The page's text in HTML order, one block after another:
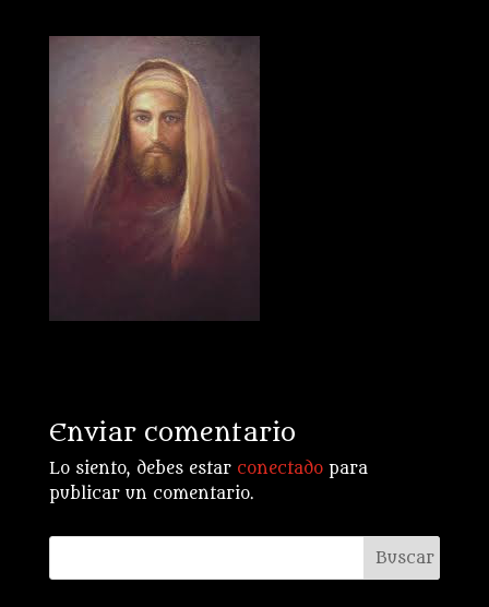
Enviar comentario
Lo siento, debes estar conectadopara
publicar un comentario.